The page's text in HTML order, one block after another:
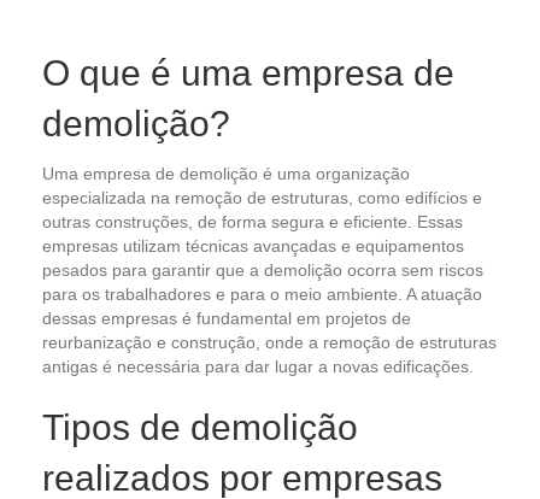
O que é uma empresa de
demolição?
Uma empresa de demolição é uma organização
especializada na remoção de estruturas, como edifícios e
outras construções, de forma segura e eficiente. Essas
empresas utilizam técnicas avançadas e equipamentos
pesados para garantir que a demolição ocorra sem riscos
para os trabalhadores e para o meio ambiente. A atuação
dessas empresas é fundamental em projetos de
reurbanização e construção, onde a remoção de estruturas
antigas é necessária para dar lugar a novas edificações.
Tipos de demolição
realizados por empresas